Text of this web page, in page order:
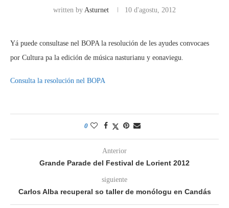
written by Asturnet 10 d'agostu, 2012
Yá puede consultase nel BOPA la resolución de les ayudes convocaes
por Cultura pa la edición de música nasturianu y eonaviegu.
Consulta la resolución nel BOPA
0
Anterior
Grande Parade del Festival de Lorient 2012
siguiente
Carlos Alba recuperal so taller de monólogu en Candás